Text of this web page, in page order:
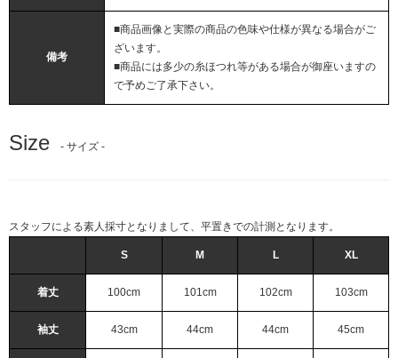
備考
■商品画像と実際の商品の色味や仕様が異なる場合がご
ざいます。
■商品には多少の糸ほつれ等がある場合が御座いますの
で予めご了承下さい。
Size - サイズ -
スタッフによる素人採寸となりまして、平置きでの計測となります。
S M L XL
着丈 100cm 101cm 102cm 103cm
袖丈 43cm 44cm 44cm 45cm